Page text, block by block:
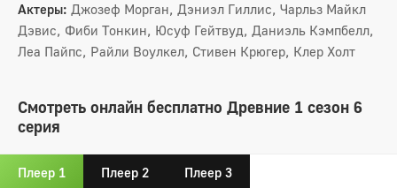
Актеры: Джозеф Морган, Дэниэл Гиллис, Чарльз Майкл
Дэвис, Фиби Тонкин, Юсуф Гейтвуд, Даниэль Кэмпбелл,
Леа Пайпс, Райли Воулкел, Стивен Крюгер, Клер Холт
Смотреть онлайн бесплатно Древние 1 сезон 6
серия
Плеер 1 Плеер 2 Плеер 3